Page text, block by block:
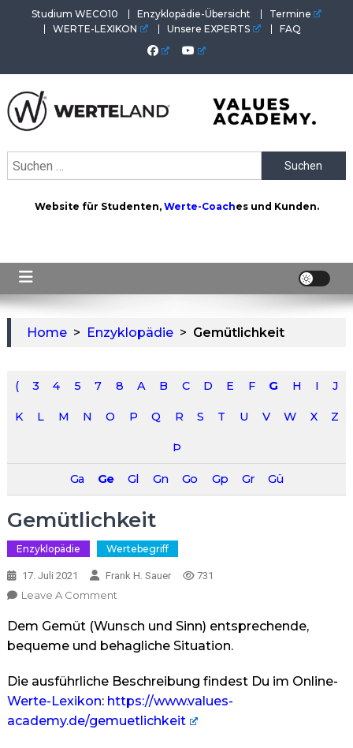
Studium WECO10 Enzyklopädie-Übersicht
Termine
WERTE-LEXIKON
Unsere EXPERTS FAQ
Akademie. Wertvolles für Werte-Coaches.
Suchen
nach:
Website für Studenten, Werte-Coaches und Kunden.
Home > Enzyklopädie > Gemütlichkeit
( 3 4 5 7 8 A B C D E F G H I J
K L M N O P Q R S T U V W X Z
Þ
Ga Ge Gl Gn Go Gp Gr Gü
Gemütlichkeit
Enzyklopädie Wertebegriff
17. Juli 2021 Frank H. Sauer 731
Leave A CommentOn
Dem Gemüt (Wunsch und Sinn) entsprechende,
bequeme und behagliche Situation.
Die ausführliche Beschreibung findest Du im Online-
Werte-Lexikon: https://www.values-
academy.de/gemuetlichkeit